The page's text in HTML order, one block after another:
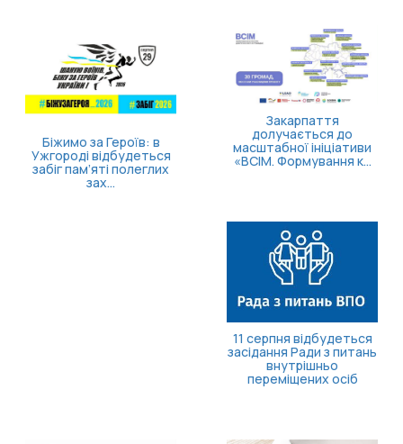
Затверджено правила
Доступні понад 70
підрозділів: в Україні
розширили програму
поверне...
Борщівник: що це за
рослина і чим вона
небезпечна?